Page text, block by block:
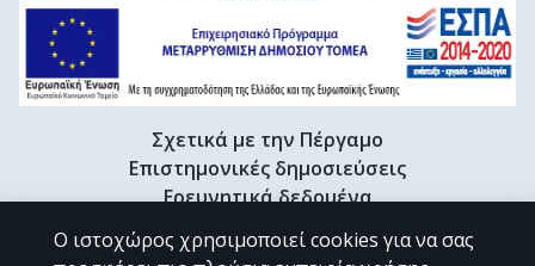
Σχετικά με την Πέργαμο
Επιστημονικές δημοσιεύσεις
Ερευνητικά δεδομένα
Διδακτορικές διατριβές & Γκρίζα βιβλιογραφία
Προφίλ Ερευνητή
Ο ιστοχώρος χρησιμοποιεί cookies για να σας